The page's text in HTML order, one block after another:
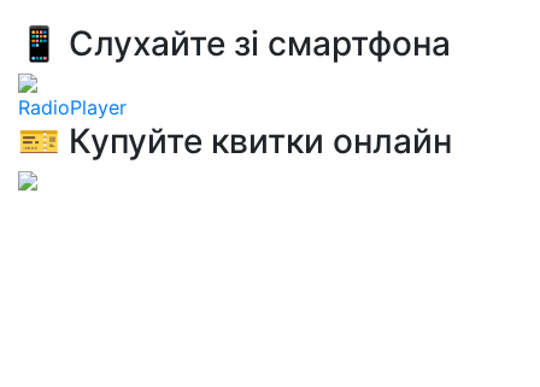
📱 Слухайте зі смартфона
RadioPlayer
🎫 Купуйте квитки онлайн